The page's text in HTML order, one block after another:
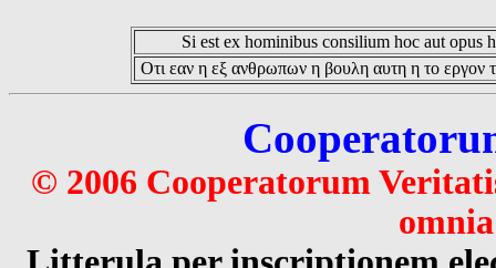
Si est ex hominibus consilium hoc aut opus
Οτι εαν η εξ ανθρωπων η βουλη αυτη η το εργον
© 2006 Cooperatorum